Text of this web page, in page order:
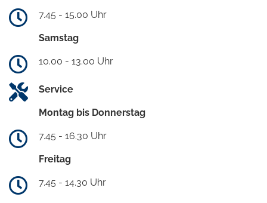
7.45 - 15.00 Uhr
Samstag
10.00 - 13.00 Uhr
Service
Montag bis Donnerstag
7.45 - 16.30 Uhr
Freitag
7.45 - 14.30 Uhr